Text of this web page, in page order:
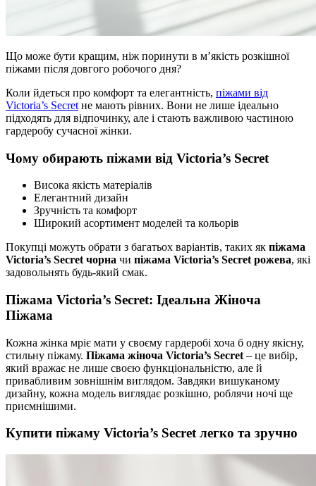
Що може бути кращим, ніж поринути в м’якість розкішної
піжами після довгого робочого дня?
Коли йдеться про комфорт та елегантність, піжами від
Victoria’s Secret не мають рівних. Вони не лише ідеально
підходять для відпочинку, але і стають важливою частиною
гардеробу сучасної жінки.
Чому обирають піжами від Victoria’s Secret
Висока якість матеріалів
Елегантний дизайн
Зручність та комфорт
Широкий асортимент моделей та кольорів
Покупці можуть обрати з багатьох варіантів, таких як піжама
Victoria’s Secret чорна чи піжама Victoria’s Secret рожева, які
задовольнять будь-який смак.
Піжама Victoria’s Secret: Ідеальна Жіноча
Піжама
Кожна жінка мріє мати у своєму гардеробі хоча б одну якісну,
стильну піжаму. Піжама жіноча Victoria’s Secret – це вибір,
який вражає не лише своєю функціональністю, але й
привабливим зовнішнім виглядом. Завдяки вишуканому
дизайну, кожна модель виглядає розкішно, роблячи ночі ще
приємнішими.
Купити піжаму Victoria’s Secret легко та зручно